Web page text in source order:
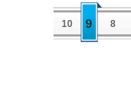
8
9
10